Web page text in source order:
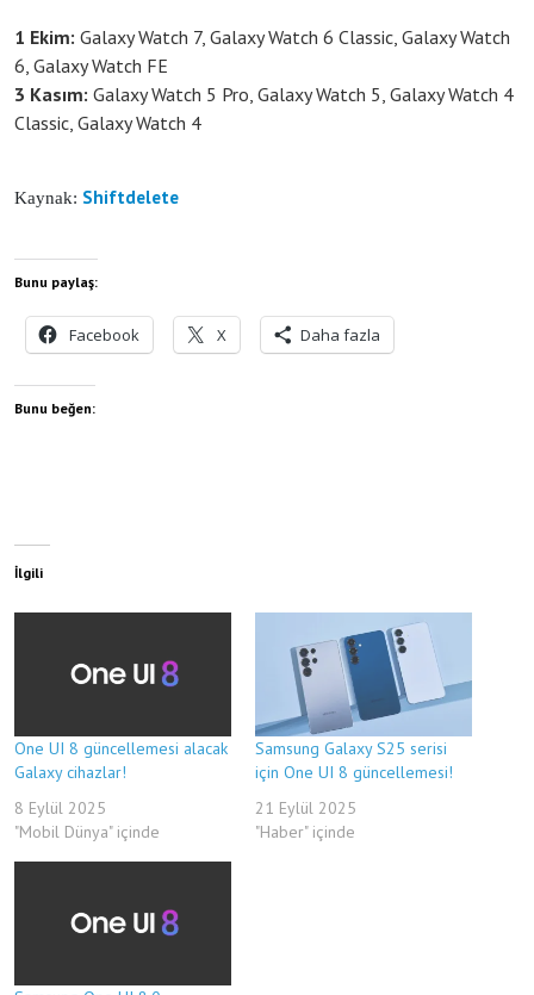
1 Ekim: Galaxy Watch 7, Galaxy Watch 6 Classic, Galaxy Watch
6, Galaxy Watch FE
3 Kasım: Galaxy Watch 5 Pro, Galaxy Watch 5, Galaxy Watch 4
Classic, Galaxy Watch 4
Kaynak: Shiftdelete
Bunu paylaş:
Facebook X Daha fazla
Bunu beğen:
İlgili
One UI 8 güncellemesi alacak
Galaxy cihazlar!
8 Eylül 2025
"Mobil Dünya" içinde
Samsung Galaxy S25 serisi
için One UI 8 güncellemesi!
21 Eylül 2025
"Haber" içinde